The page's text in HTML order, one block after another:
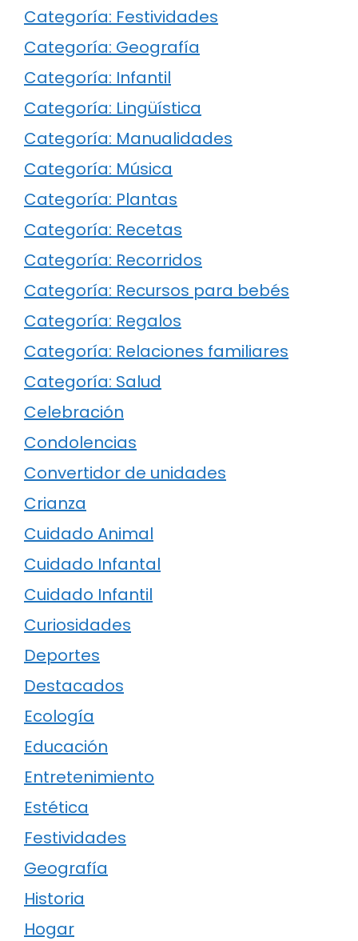
Categoría: Festividades
Categoría: Geografía
Categoría: Infantil
Categoría: Lingüística
Categoría: Manualidades
Categoría: Música
Categoría: Plantas
Categoría: Recetas
Categoría: Recorridos
Categoría: Recursos para bebés
Categoría: Regalos
Categoría: Relaciones familiares
Categoría: Salud
Celebración
Condolencias
Convertidor de unidades
Crianza
Cuidado Animal
Cuidado Infantal
Cuidado Infantil
Curiosidades
Deportes
Destacados
Ecología
Educación
Entretenimiento
Estética
Festividades
Geografía
Historia
Hogar